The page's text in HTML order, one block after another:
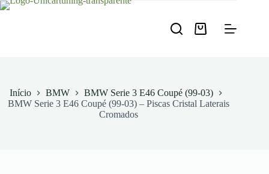
Pular
Carrinho
Início BMW
BMW Serie 3 E46 Coupé (99-03)
BMW Serie 3 E46 Coupé (99-03) – Piscas Cristal Laterais
Cromados